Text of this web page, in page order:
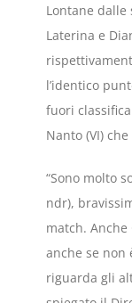
Lontane
Laterina e
l’identico
fuori
Nanto (VI)
“Sono molto
ndr),
match.
anche se non
riguarda gli